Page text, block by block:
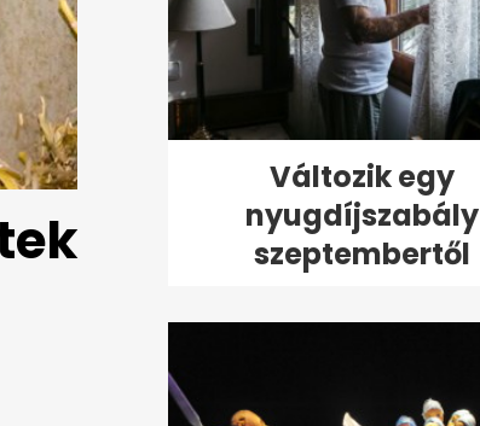
Változik egy
nyugdíjszabály
szeptembertől